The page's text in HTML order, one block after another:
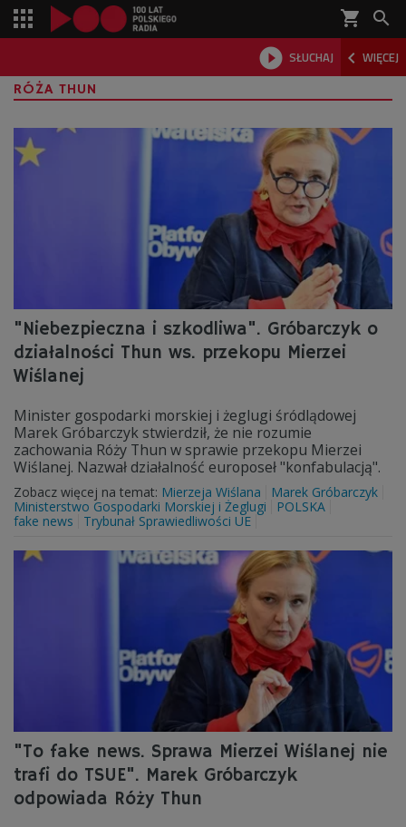
shopping_cart 
 SŁUCHAJ  WIĘCEJ

RÓŻA THUN
"Niebezpieczna i szkodliwa". Gróbarczyk o
działalności Thun ws. przekopu Mierzei
Wiślanej
Minister gospodarki morskiej i żeglugi śródlądowej
Marek Gróbarczyk stwierdził, że nie rozumie
zachowania Róży Thun w sprawie przekopu Mierzei
Wiślanej. Nazwał działalność europoseł "konfabulacją".
Zobacz więcej na temat: Mierzeja Wiślana
Marek Gróbarczyk
Ministerstwo Gospodarki Morskiej i Żeglugi
POLSKA
fake news
Trybunał Sprawiedliwości UE
"To fake news. Sprawa Mierzei Wiślanej nie
trafi do TSUE". Marek Gróbarczyk
odpowiada Róży Thun